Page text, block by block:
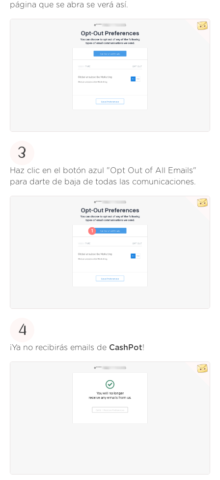
página que se abra se verá así.
3
Haz clic en el botón azul "Opt Out of All Emails"
para darte de baja de todas las comunicaciones.
4
¡Ya no recibirás emails de CashPot!